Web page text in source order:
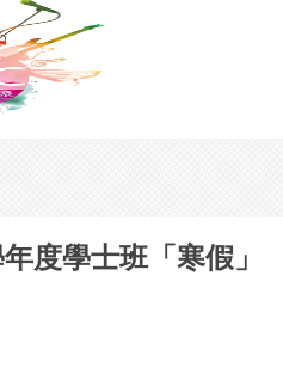
度學士班「寒假」